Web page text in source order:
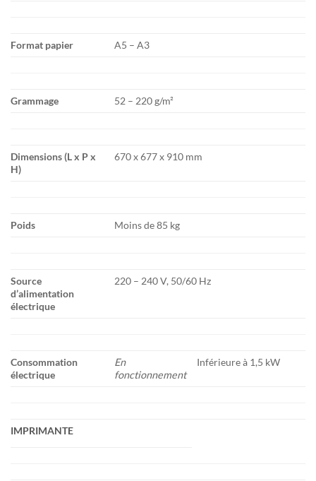
Format papier A5 – A3
Grammage 52 – 220 g/m²
Dimensions (L x P x
H)
670 x 677 x 910 mm
Poids Moins de 85 kg
Source
d’alimentation
électrique
220 – 240 V, 50/60 Hz
Consommation
électrique
En
fonctionnement
Inférieure à 1,5 kW
IMPRIMANTE